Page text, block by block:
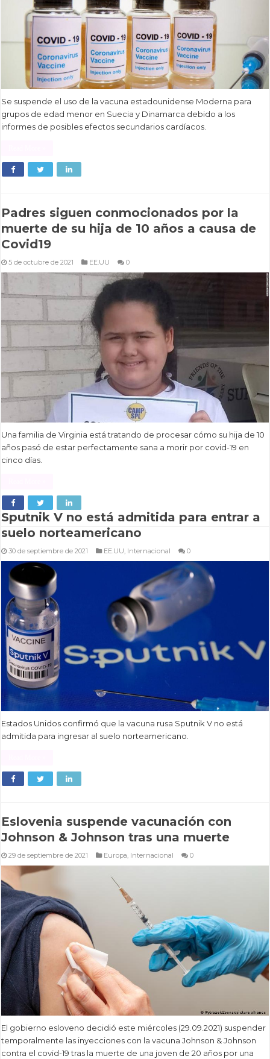
Se suspende el uso de la vacuna estadounidense Moderna para
grupos de edad menor en Suecia y Dinamarca debido a los
informes de posibles efectos secundarios cardíacos.
Padres siguen conmocionados por la
muerte de su hija de 10 años a causa de
Covid19
5 de octubre de 2021 EE.UU 0
Una familia de Virginia está tratando de procesar cómo su hija de 10
años pasó de estar perfectamente sana a morir por covid-19 en
cinco días.
Sputnik V no está admitida para entrar a
suelo norteamericano
30 de septiembre de 2021 EE.UU, Internacional 0
Estados Unidos confirmó que la vacuna rusa Sputnik V no está
admitida para ingresar al suelo norteamericano.
Eslovenia suspende vacunación con
Johnson & Johnson tras una muerte
29 de septiembre de 2021 Europa, Internacional 0
El gobierno esloveno decidió este miércoles (29.09.2021) suspender
temporalmente las inyecciones con la vacuna Johnson & Johnson
contra el covid-19 tras la muerte de una joven de 20 años por una